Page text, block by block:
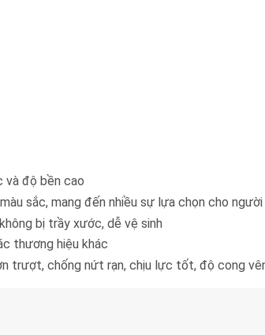
và độ bền cao
sắc, mang đến nhiều sự lựa chọn cho
bị trầy xước, dễ vệ sinh
thương hiệu khác
trượt, chống nứt rạn, chịu lực tốt, độ cong